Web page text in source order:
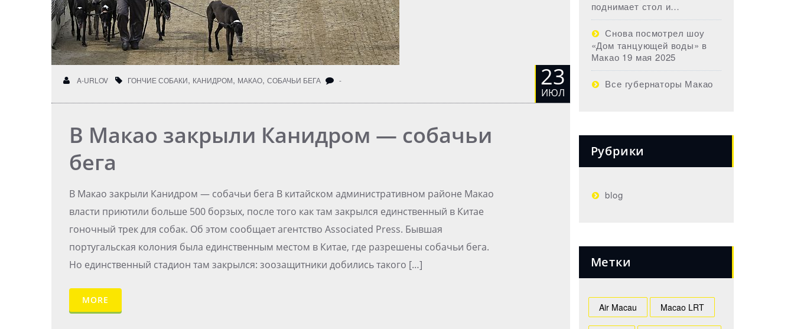
A-URLOV ГОНЧИЕ СОБАКИ, КАНИДРОМ, МАКАО, СОБАЧЬИ БЕГА - 23
ИЮЛ
В Макао закрыли Канидром — собачьи
бега
В Макао закрыли Канидром — собачьи бега В китайском административном районе Макао
власти приютили больше 500 борзых, после того как там закрылся единственный в Китае
гоночный трек для собак. Об этом сообщает агентство Associated Press. Бывшая
португальская колония была единственным местом в Китае, где разрешены собачьи бега.
Но единственный стадион там закрылся: зоозащитники добились такого […]
MORE
поднимает стол и…
Снова посмотрел шоу
«Дом танцующей воды» в
Макао 19 мая 2025
Все губернаторы Макао
Рубрики
blog
Метки
Air Macau Macao LRT